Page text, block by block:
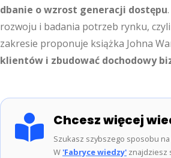
dbanie o wzrost generacji dostępu
rozwoju i badania potrzeb rynku,
zakresie proponuje książka Johna
klientów i zbudować dochodowy
Chcesz więcej
Szukasz szybszego sposobu
W'Fabryce wiedzy' znajdziesz